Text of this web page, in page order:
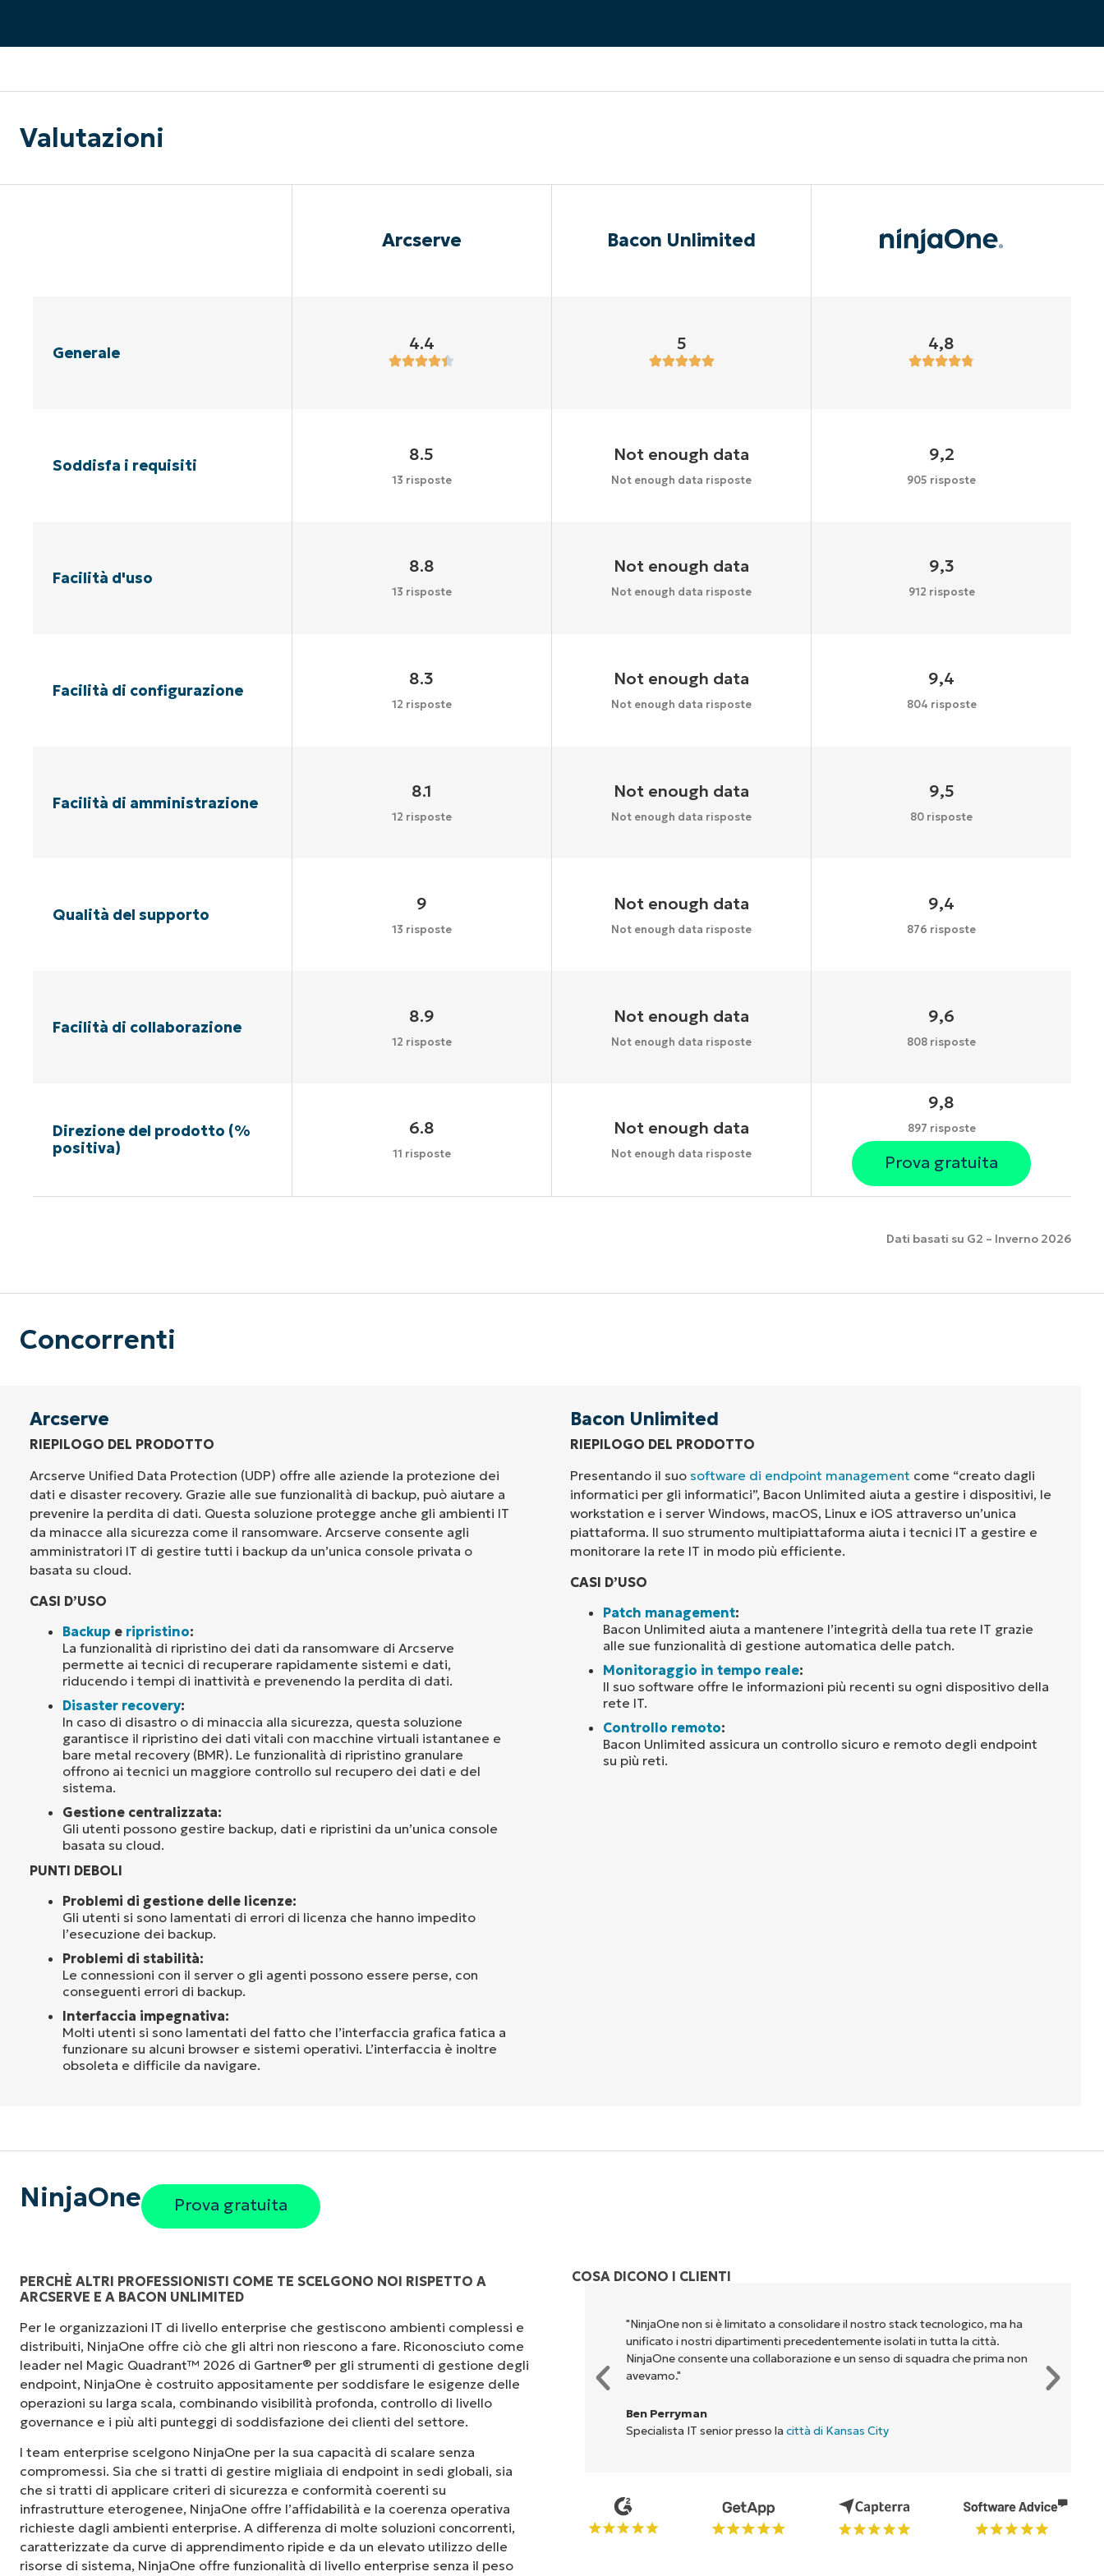
Valutazioni
Arcserve Bacon Unlimited
Generale 4.4 5 4,8
Soddisfa i requisiti
8.5
13 risposte
Not enough data
Not enough data risposte
9,2
905 risposte
Facilità d'uso
8.8
13 risposte
Not enough data
Not enough data risposte
9,3
912 risposte
Facilità di configurazione
8.3
12 risposte
Not enough data
Not enough data risposte
9,4
804 risposte
Facilità di amministrazione
8.1
12 risposte
Not enough data
Not enough data risposte
9,5
80 risposte
Qualità del supporto
9
13 risposte
Not enough data
Not enough data risposte
9,4
876 risposte
Facilità di collaborazione
8.9
12 risposte
Not enough data
Not enough data risposte
9,6
808 risposte
Direzione del prodotto (%
positiva)
6.8
11 risposte
Not enough data
Not enough data risposte
9,8
897 risposte
Prova gratuita
Dati basati su G2 – Inverno 2026
Concorrenti
Arcserve
RIEPILOGO DEL PRODOTTO
Arcserve Unified Data Protection (UDP) offre alle aziende la protezione dei
dati e disaster recovery. Grazie alle sue funzionalità di backup, può aiutare a
prevenire la perdita di dati. Questa soluzione protegge anche gli ambienti IT
da minacce alla sicurezza come il ransomware. Arcserve consente agli
amministratori IT di gestire tutti i backup da un’unica console privata o
basata su cloud.
CASI D’USO
Backup e ripristino:
La funzionalità di ripristino dei dati da ransomware di Arcserve
permette ai tecnici di recuperare rapidamente sistemi e dati,
riducendo i tempi di inattività e prevenendo la perdita di dati.
Disaster recovery:
In caso di disastro o di minaccia alla sicurezza, questa soluzione
garantisce il ripristino dei dati vitali con macchine virtuali istantanee e
bare metal recovery (BMR). Le funzionalità di ripristino granulare
offrono ai tecnici un maggiore controllo sul recupero dei dati e del
sistema.
Gestione centralizzata:
Gli utenti possono gestire backup, dati e ripristini da un’unica console
basata su cloud.
PUNTI DEBOLI
Problemi di gestione delle licenze:
Gli utenti si sono lamentati di errori di licenza che hanno impedito
l’esecuzione dei backup.
Problemi di stabilità:
Le connessioni con il server o gli agenti possono essere perse, con
conseguenti errori di backup.
Interfaccia impegnativa:
Molti utenti si sono lamentati del fatto che l’interfaccia grafica fatica a
funzionare su alcuni browser e sistemi operativi. L’interfaccia è inoltre
obsoleta e difficile da navigare.
Bacon Unlimited
RIEPILOGO DEL PRODOTTO
Presentando il suo software di endpoint management come “creato dagli
informatici per gli informatici”, Bacon Unlimited aiuta a gestire i dispositivi, le
workstation e i server Windows, macOS, Linux e iOS attraverso un’unica
piattaforma. Il suo strumento multipiattaforma aiuta i tecnici IT a gestire e
monitorare la rete IT in modo più efficiente.
CASI D’USO
Patch management:
Bacon Unlimited aiuta a mantenere l’integrità della tua rete IT grazie
alle sue funzionalità di gestione automatica delle patch.
Monitoraggio in tempo reale:
Il suo software offre le informazioni più recenti su ogni dispositivo della
rete IT.
Controllo remoto:
Bacon Unlimited assicura un controllo sicuro e remoto degli endpoint
su più reti.
NinjaOne Prova gratuita
PERCHÈ ALTRI PROFESSIONISTI COME TE SCELGONO NOI RISPETTO A
ARCSERVE E A BACON UNLIMITED
Per le organizzazioni IT di livello enterprise che gestiscono ambienti complessi e
distribuiti, NinjaOne offre ciò che gli altri non riescono a fare. Riconosciuto come
leader nel Magic Quadrant™ 2026 di Gartner® per gli strumenti di gestione degli
endpoint, NinjaOne è costruito appositamente per soddisfare le esigenze delle
operazioni su larga scala, combinando visibilità profonda, controllo di livello
governance e i più alti punteggi di soddisfazione dei clienti del settore.
I team enterprise scelgono NinjaOne per la sua capacità di scalare senza
compromessi. Sia che si tratti di gestire migliaia di endpoint in sedi globali, sia
che si tratti di applicare criteri di sicurezza e conformità coerenti su
infrastrutture eterogenee, NinjaOne offre l’affidabilità e la coerenza operativa
richieste dagli ambienti enterprise. A differenza di molte soluzioni concorrenti,
caratterizzate da curve di apprendimento ripide e da un elevato utilizzo delle
risorse di sistema, NinjaOne offre funzionalità di livello enterprise senza il peso
COSA DICONO I CLIENTI
"Prima avevo bisogno di 10-15 strumenti diversi per eseguire ciò che
NinjaOne fa nella sua interfaccia centralizzata. NinjaOne semplifica davvero
le nostre giornate lavorative."
Ernie Turner
Direttore IT di
"NinjaOne non si è limitato a consolidare il nostro stack tecnologico, ma ha
unificato i nostri dipartimenti precedentemente isolati in tutta la città.
NinjaOne consente una collaborazione e un senso di squadra che prima non
avevamo."
Ben Perryman
Specialista IT senior presso la città di Kansas City
Company